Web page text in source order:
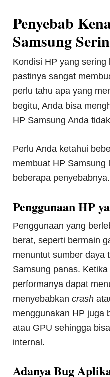
Penyebab
Samsung
Kondisi HP yang sering
pastinya sangat
perlu tahu apa yang
begitu, Anda bisa
HP Samsung Anda
Perlu Anda ketahui
membuat HP
beberapa penyebabnya.
Penggunaan HP
Penggunaan yang
berat, seperti bermain
menuntut sumber daya
Samsung panas.
performanya dapat
menyebabkancrash
menggunakan HP juga
atau GPU sehingga
internal.
Adanya Bug